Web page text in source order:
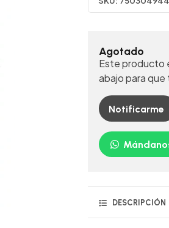
Agotado
Este producto
abajo para que
Notificarme
DESCRIPCIÓN